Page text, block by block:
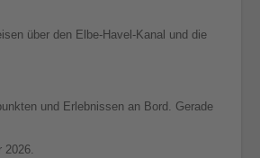
über den Elbe-Havel-Kanal und die
und Erlebnissen an Bord. Gerade
2026.